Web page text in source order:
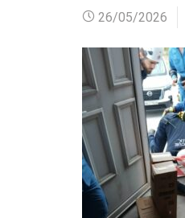
26/05/2026